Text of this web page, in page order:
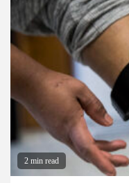
2 min read